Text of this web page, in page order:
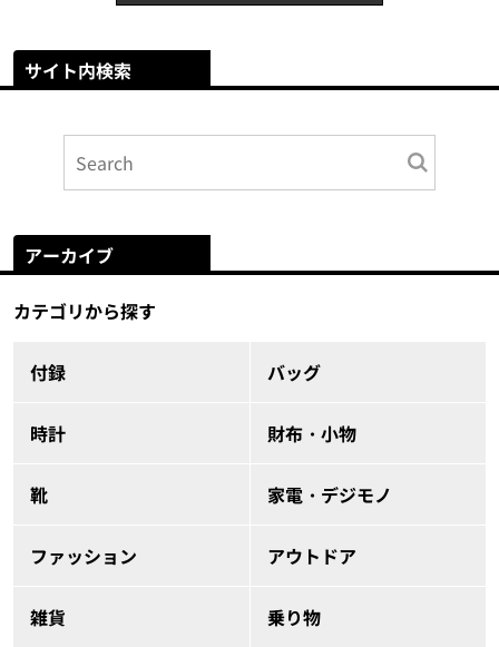
サイト内検索
アーカイブ
カテゴリから探す
付録 バッグ
時計 財布・小物
靴 家電・デジモノ
ファッション アウトドア
雑貨 乗り物